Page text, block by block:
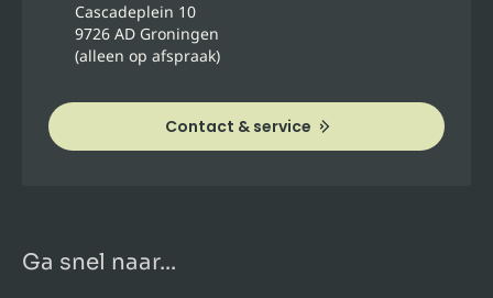
Cascadeplein 10
9726 AD Groningen
(alleen op afspraak)
Contact & service
Ga snel naar...